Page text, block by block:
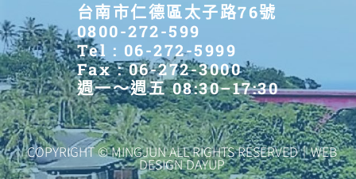
台南市仁德區太子路76號
0800-272-599
Tel : 06-272-5999
Fax : 06-272-3000
週一～週五 08:30–17:30
COPYRIGHT © MINGJUN ALL RIGHTS RESERVED｜WEB
DESIGN DAYUP